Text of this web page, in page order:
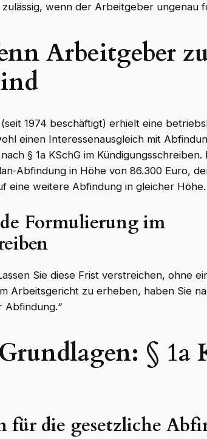
wenn der Arbeitgeber ungenau
Arbeitgeber
1974 beschäftigt) erhielt eine
einen Interessenausgleich mit
§ 1a KSchG im
Abfindung in Höhe von 86.300 Euro,
eine weitere Abfindung in gleicher Höhe.
Formulierung im
Sie diese Frist verstreichen, ohne
Arbeitsgericht zu erheben, haben Sie
Abfindung.“
§ 1a
für die gesetzliche